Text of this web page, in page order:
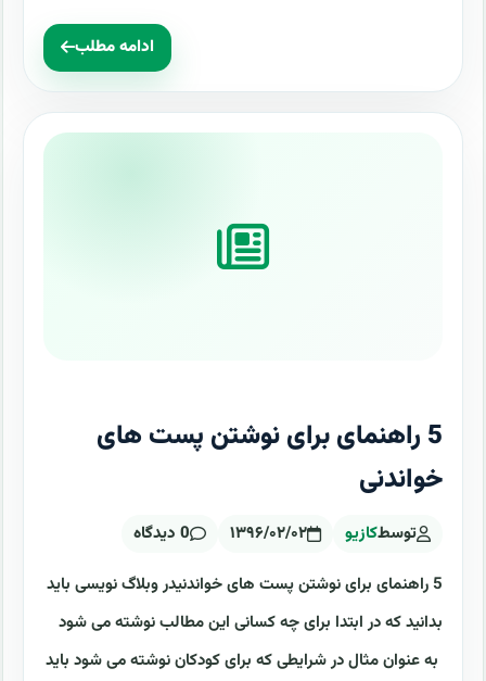
ادامه مطلب
5 راهنمای برای نوشتن پست های
خواندنی
توسطکازیو ۱۳۹۶/۰۲/۰۲ 0 دیدگاه
5 راهنمای برای نوشتن پست های خواندنیدر وبلاگ نویسی باید
بدانید که در ابتدا برای چه کسانی این مطالب نوشته می شود
به عنوان مثال در شرایطی که برای کودکان نوشته می شود باید